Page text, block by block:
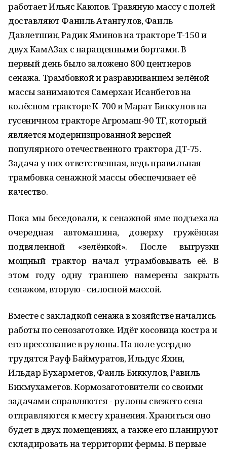
работает Ильяс Каюпов. Травяную массу с полей
доставляют Фаниль Атангулов, Фаиль
Давлетшин, Радик Яминов на тракторе Т-150 и
двух КамАЗах с наращенными бортами. В
первый день было заложено 800 центнеров
сенажа. Трамбовкой и разравниванием зелёной
массы занимаются Самерхан Исанбетов на
колёсном тракторе К-700 и Марат Биккулов на
гусеничном тракторе Агромаш-90 ТГ, который
является модернизированной версией
популярного отечественного трактора ДТ-75.
Задача у них ответственная, ведь правильная
трамбовка сенажной массы обеспечивает её
качество.
Пока мы беседовали, к сенажной яме подъехала
очередная автомашина, доверху гружённая
подвяленной «зелёнкой». После выгрузки
мощный трактор начал утрамбовывать её. В
этом году одну траншею намерены закрыть
сенажом, вторую - силосной массой.
Вместе с закладкой сенажа в хозяйстве начались
работы по сенозаготовке. Идёт косовица костра и
его прессование в рулоны. На поле усердно
трудятся Рауф Баймуратов, Ильдус Яхин,
Ильдар Бухарметов, Фаиль Биккулов, Равиль
Бикмухаметов. Кормозаготовители со своими
задачами справляются - рулоны свежего сена
отправляются к месту хранения. Храниться оно
будет в двух помещениях, а также его планируют
складировать на территории фермы. В первые